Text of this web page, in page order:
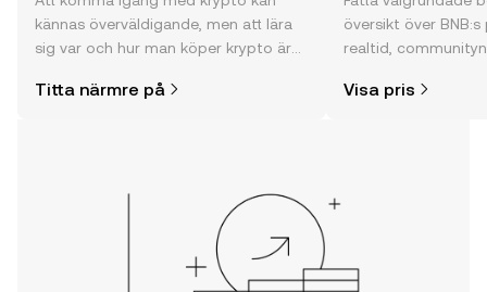
kännas överväldigande, men att lära
sig var och hur man köper krypto är
din resa på OKX mobilapp eller direkt
Titta närmre på
översikt över
realtid,
Visa pris